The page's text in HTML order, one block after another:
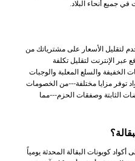
جميع أنحاء البلاد.
لتقليل الأسعار على مشترياتك من
عبر الإنترنت لتقليل تكلفة
الخفيفة والسلع المعلبة والوجبات
توفر مزايا مختلفة---من الخصومات
الثابتة وصفقات الحزم---مما
كوبونات البقالة المحدثة يومياً